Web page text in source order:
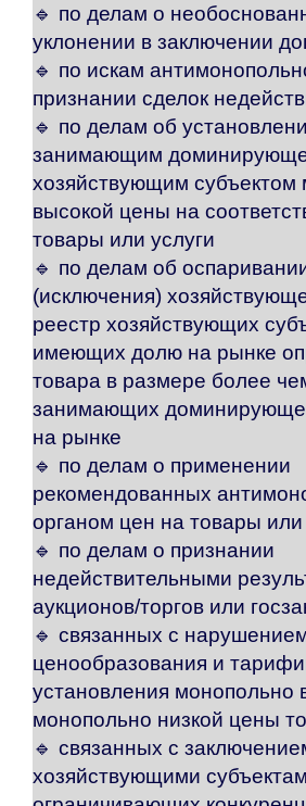
🔹 по делам о
уклонении в заключении
🔹 по искам
признании сделок
🔹 по делам об
занимающим
хозяйствующим субъектом
высокой цены на
товары или услуги
🔹 по делам об
(исключения)
реестр хозяйствующих
имеющих долю на рынке
товара в размере более
занимающих
на рынке
🔹 по делам о применении
рекомендованных
органом цен на товары или
🔹 по делам о признании
недействительными
аукционов/торгов или
🔹 связанных с
ценообразования и
установления монопольно
монопольно низкой цены
🔹 связанных с
хозяйствующими